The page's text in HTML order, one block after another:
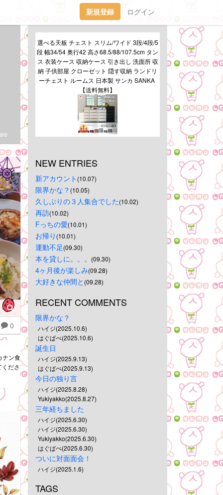
新規登録 ログイン
0
ナン食
ださ
選べる天板 チェスト スリム/ワイド 3段/4段/5
段 幅34/54 奥行42 高さ68.5/88/107.5cm タン
ス 衣装ケース 収納ケース 引き出し 洗面所 収
納 子供部屋 クローゼット 隠す収納 ランドリ
ーチェスト ルームス 日本製 サンカ SANKA
【送料無料】
NEW ENTRIES
新アカウント (10.07)
限界かな？ (10.05)
久しぶりの３人集合でした(10.02)
再訪(10.02)
Fっちの愛(10.01)
お帰り (10.01)
運動不足(09.30)
本を貸しに。。。 (09.30)
4ヶ月後が楽しみ(09.28)
大好きな仲間と (09.28)
RECENT COMMENTS
限界かな？
ハイジ(2025.10.6)
はぐぱぺ(2025.10.6)
誕生日
ハイジ(2025.9.13)
はぐぱぺ(2025.9.13)
今日の独り言
ハイジ(2025.8.28)
Yukiyakko(2025.8.27)
三年経ちました
ハイジ(2025.6.30)
ハイジ(2025.6.30)
Yukiyakko(2025.6.30)
はぐぱぺ(2025.6.30)
ついに対面面会！
ハイジ(2025.1.6)
TAGS